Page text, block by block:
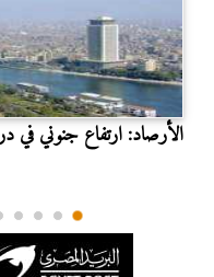
الأرصاد: ارتفاع جنوني في درجات